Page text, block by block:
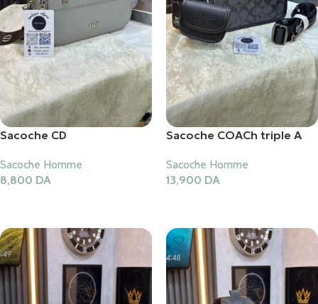
Sacoche CD
Sacoche Homme
8,800 DA
Sacoche COACh triple A
Sacoche Homme
13,900 DA